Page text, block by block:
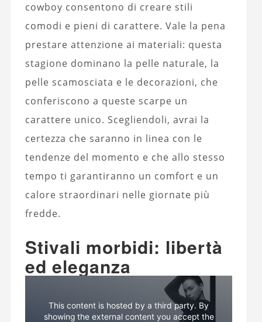
cowboy consentono di creare stili
comodi e pieni di carattere. Vale la pena
prestare attenzione ai materiali: questa
stagione dominano la pelle naturale, la
pelle scamosciata e le decorazioni, che
conferiscono a queste scarpe un
carattere unico. Scegliendoli, avrai la
certezza che saranno in linea con le
tendenze del momento e che allo stesso
tempo ti garantiranno un comfort e un
calore straordinari nelle giornate più
fredde.
Stivali morbidi: libertà
ed eleganza
This content is hosted by a third party. By
showing the external content you accept the